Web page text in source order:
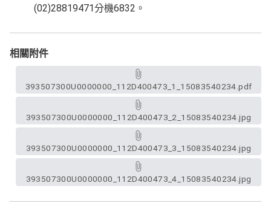
(02)28819471分機6832。
相關附件
393507300U0000000_112D400473_1_15083540234.pdf
393507300U0000000_112D400473_2_15083540234.jpg
393507300U0000000_112D400473_3_15083540234.jpg
393507300U0000000_112D400473_4_15083540234.jpg